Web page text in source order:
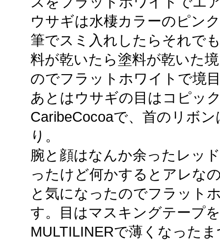
ウサギは水棲カラーのピン
筆でスミ入れしたらそれで
料が乾いたら塗料が乾いた
のでフラットホワイトで境
あとはウサギの目はコピッ
CaribeCocoaで、首のリボ
り。
腕と顔はなんか余ったレッ
ったけど何かするとアレな
と気になったのでフラット
す。目はマスキングテープ
MULTILINERで薄くなった